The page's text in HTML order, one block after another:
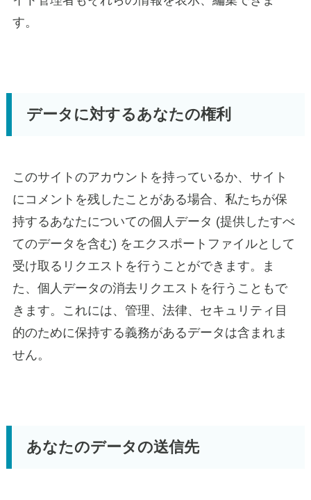
す。
データに対するあなたの権利
このサイトのアカウントを持っているか、サイト
にコメントを残したことがある場合、私たちが保
持するあなたについての個人データ (提供したすべ
てのデータを含む) をエクスポートファイルとして
受け取るリクエストを行うことができます。ま
た、個人データの消去リクエストを行うこともで
きます。これには、管理、法律、セキュリティ目
的のために保持する義務があるデータは含まれま
せん。
あなたのデータの送信先